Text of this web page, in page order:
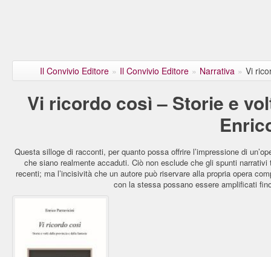
Il Convivio Editore » Il Convivio Editore » Narrativa » Vi
Vi ricordo così – Storie e
Questa silloge di racconti, per quanto possa offrire l’impressione di
che siano realmente accaduti. Ciò non esclude che gli spunti
recenti; ma l’incisività che un autore può riservare alla propria opera
con la stessa possano essere amplificati